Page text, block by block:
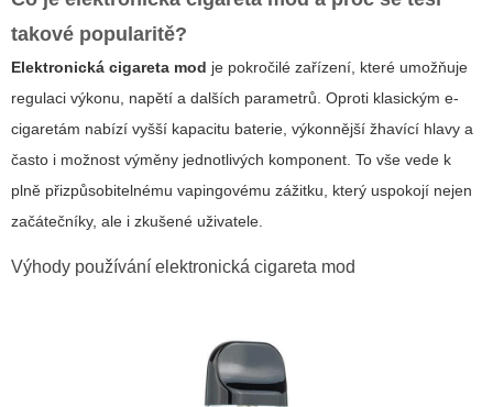
takové popularitě?
Elektronická cigareta mod je pokročilé zařízení, které umožňuje
regulaci výkonu, napětí a dalších parametrů. Oproti klasickým e-
cigaretám nabízí vyšší kapacitu baterie, výkonnější žhavící hlavy a
často i možnost výměny jednotlivých komponent. To vše vede k
plně přizpůsobitelnému vapingovému zážitku, který uspokojí nejen
začátečníky, ale i zkušené uživatele.
Výhody používání elektronická cigareta mod